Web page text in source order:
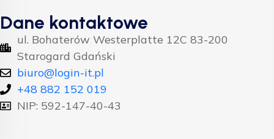
Dane kontaktowe
ul. Bohaterów Westerplatte 12C 83-200
Starogard Gdański
biuro@login-it.pl
+48 882 152 019
NIP: 592-147-40-43